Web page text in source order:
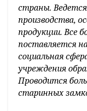
страны.
производства,
продукции. Все
поставляется
социальная
учреждения
Проводится
старинных